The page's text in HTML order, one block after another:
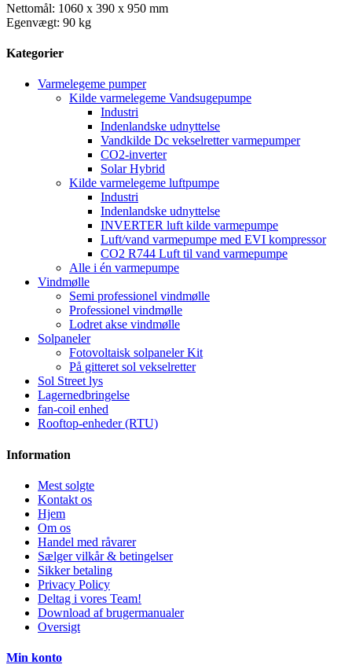
Nettomål: 1060 x 390 x 950 mm
Egenvægt: 90 kg
Kategorier
Varmelegeme pumper
Kilde varmelegeme Vandsugepumpe
Industri
Indenlandske udnyttelse
Vandkilde Dc vekselretter varmepumper
CO2-inverter
Solar Hybrid
Kilde varmelegeme luftpumpe
Industri
Indenlandske udnyttelse
INVERTER luft kilde varmepumpe
Luft/vand varmepumpe med EVI kompressor
CO2 R744 Luft til vand varmepumpe
Alle i én varmepumpe
Vindmølle
Semi professionel vindmølle
Professionel vindmølle
Lodret akse vindmølle
Solpaneler
Fotovoltaisk solpaneler Kit
På gitteret sol vekselretter
Sol Street lys
Lagernedbringelse
fan-coil enhed
Rooftop-enheder (RTU)
Information
Mest solgte
Kontakt os
Hjem
Om os
Handel med råvarer
Sælger vilkår & betingelser
Sikker betaling
Privacy Policy
Deltag i vores Team!
Download af brugermanualer
Oversigt
Min konto